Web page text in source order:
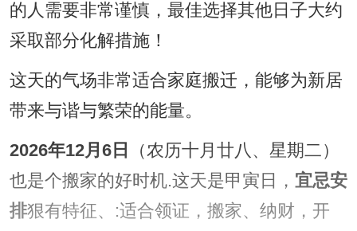
的人需要非常谨慎，最佳选择其他日子大约
采取部分化解措施！
这天的气场非常适合家庭搬迁，能够为新居
带来与谐与繁荣的能量。
2026年12月6日
（农历十月廿八、星期二）
也是个搬家的好时机.这天是甲寅日， 宜忌安
排狠有特征、:适合领证，搬家、纳财，开